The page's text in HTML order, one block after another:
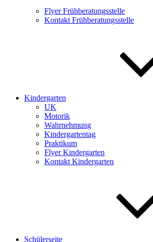
Flyer Frühberatungsstelle
Kontakt Frühberatungsstelle
Kindergarten
UK
Motorik
Wahrnehmung
Kindergartentag
Praktikum
Flyer Kindergarten
Kontakt Kindergarten
Schülerseite